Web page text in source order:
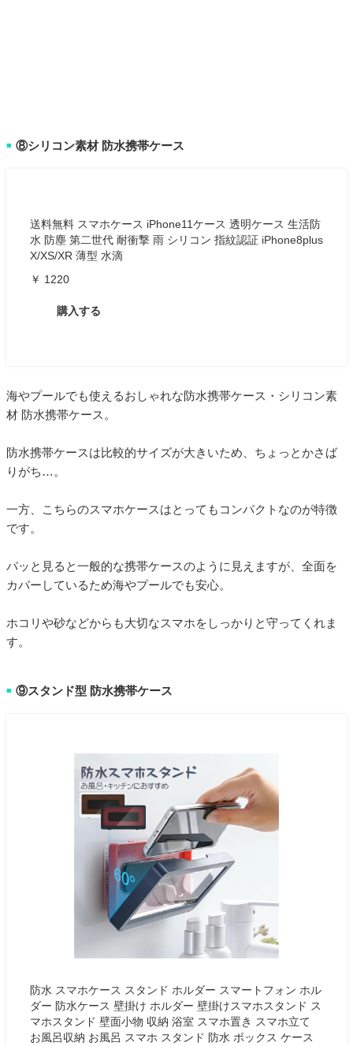
■ ⑧シリコン素材 防水携帯ケース
送料無料 スマホケース iPhone11ケース 透明ケース 生活防
水 防塵 第二世代 耐衝撃 雨 シリコン 指紋認証 iPhone8plus
X/XS/XR 薄型 水滴
￥ 1220
購入する
海やプールでも使えるおしゃれな防水携帯ケース・シリコン素
材 防水携帯ケース。
防水携帯ケースは比較的サイズが大きいため、ちょっとかさば
りがち…。
一方、こちらのスマホケースはとってもコンパクトなのが特徴
です。
パッと見ると一般的な携帯ケースのように見えますが、全面を
カバーしているため海やプールでも安心。
ホコリや砂などからも大切なスマホをしっかりと守ってくれま
す。
■ ⑨スタンド型 防水携帯ケース
防水 スマホケース スタンド ホルダー スマートフォン ホル
ダー 防水ケース 壁掛け ホルダー 壁掛けスマホスタンド ス
マホスタンド 壁面小物 収納 浴室 スマホ置き スマホ立て
お風呂収納 お風呂 スマホ スタンド 防水 ボックス ケース